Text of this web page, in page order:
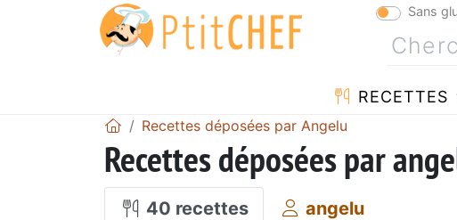
Sans
RECETTES
Recettes déposées par Angelu
Recettes déposées par
40 recettes angelu